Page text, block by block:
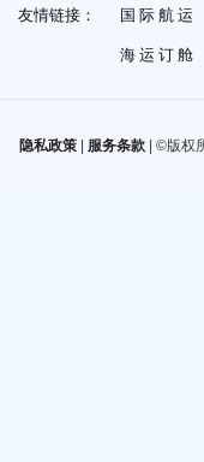
友情链接： 国际航运
海运订舱
隐私政策| 服务条款| ©版权